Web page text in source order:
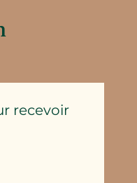
recevoir